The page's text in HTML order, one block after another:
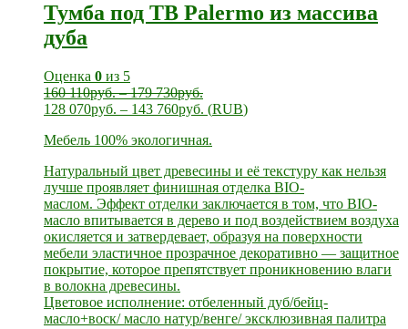
Тумба под ТВ Palermo из массива
дуба
Оценка 0 из 5
160 110руб.–179 730руб.
128 070руб. – 143 760руб. (RUB)
Мебель 100% экологичная.
Натуральный цвет древесины и её текстуру как нельзя
лучше проявляет финишная отделка BIO-
маслом. Эффект отделки заключается в том, что BIO-
масло впитывается в дерево и под воздействием воздуха
окисляется и затвердевает, образуя на поверхности
мебели эластичное прозрачное декоративно — защитное
покрытие, которое препятствует проникновению влаги
в волокна древесины.
Цветовое исполнение: отбеленный дуб/бейц-
масло+воск/ масло натур/венге/ эксклюзивная палитра